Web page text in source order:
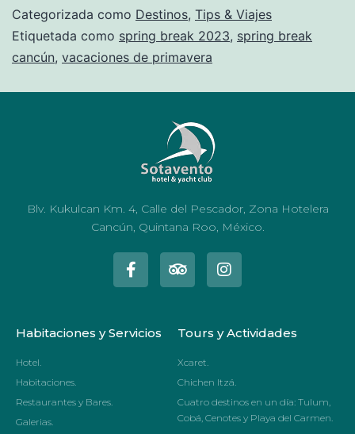
Categorizada como Destinos, Tips & Viajes
Etiquetada como spring break 2023, spring break
cancún, vacaciones de primavera
Blv. Kukulcan Km. 4, Calle del Pescador, Zona Hotelera
Cancún, Quintana Roo, México.
Habitaciones y Servicios
Hotel.
Habitaciones.
Restaurantes y Bares.
Galerias.
Tours y Actividades
Xcaret.
Chichen Itzá.
Cuatro destinos en un día: Tulum,
Cobá, Cenotes y Playa del Carmen.